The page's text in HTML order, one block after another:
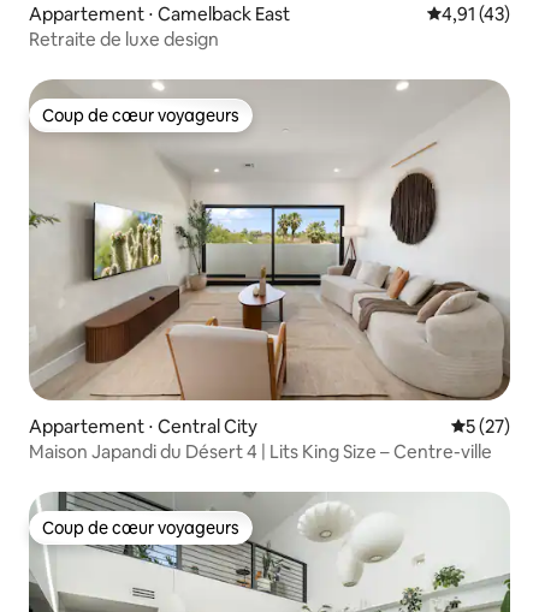
Appartement ⋅ Camelback East Évaluation
4,91 (43)
Retraite de luxe design
Coup de cœur voyageurs
Coup de cœur voyageurs
Appartement ⋅ Central City
5 (27)
Maison Japandi du Désert 4 | Lits King Size – Centre-ville
Coup de cœur voyageurs
Coup de cœur voyageurs